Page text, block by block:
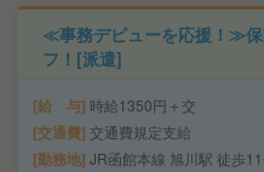
≪事務デビューを応援！≫保
フ！[派遣]
給 与 時給1350円＋交
交通費 交通費規定支給
勤務地 JR函館本線 旭川駅 徒歩